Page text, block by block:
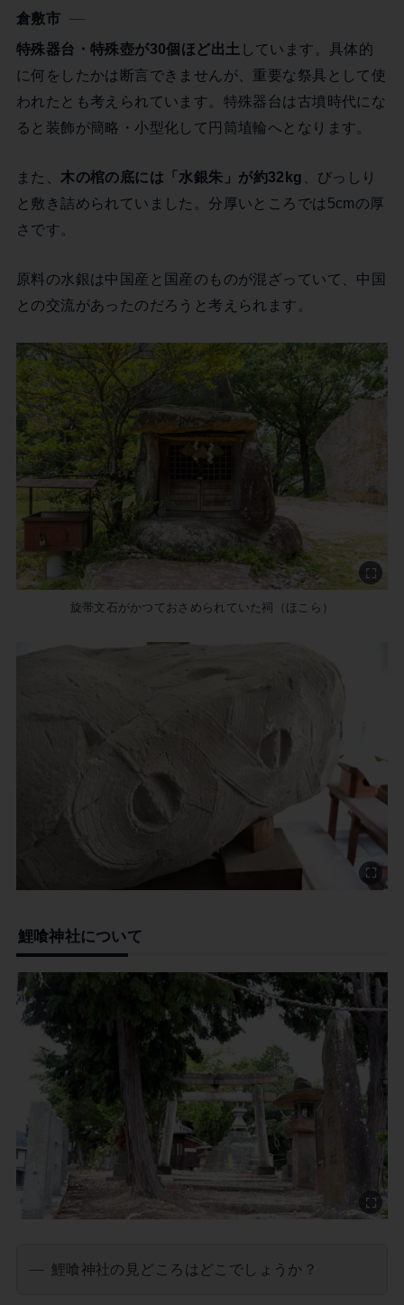
倉敷市
特殊器台・特殊壺が30個ほど出土 しています。具体的
に何をしたかは断言できませんが、重要な祭具として使
われたとも考えられています。特殊器台は古墳時代にな
ると装飾が簡略・小型化して円筒埴輪へとなります。
また、 木の棺の底には「水銀朱」が約32kg 、びっしり
と敷き詰められていました。分厚いところでは5cmの厚
さです。
原料の水銀は中国産と国産のものが混ざっていて、中国
との交流があったのだろうと考えられます。
旋帯文石がかつておさめられていた祠（ほこら）
鯉喰神社について
鯉喰神社の見どころはどこでしょうか？